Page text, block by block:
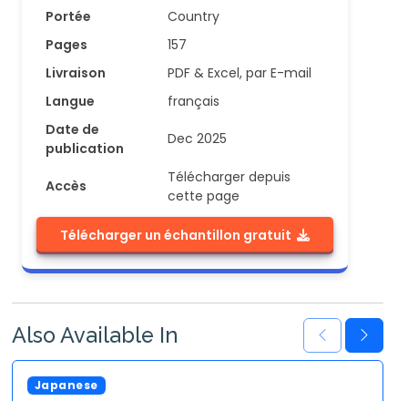
Portée
Country
Pages
157
Livraison
PDF & Excel, par E-mail
Langue
français
Date de
publication
Dec 2025
Accès
Télécharger depuis
cette page
Télécharger un échantillon gratuit
Also Available In
Japanese